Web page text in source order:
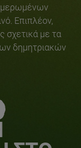
Επιπλέον,
σχετικά με τα
δημητριακών